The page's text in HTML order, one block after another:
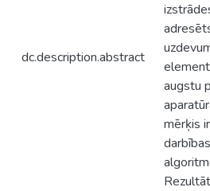
dc.description.abstract
augstu
mērķis